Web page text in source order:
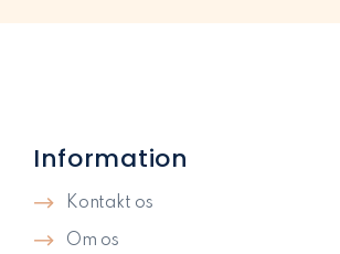
Information
Kontakt os
Om os